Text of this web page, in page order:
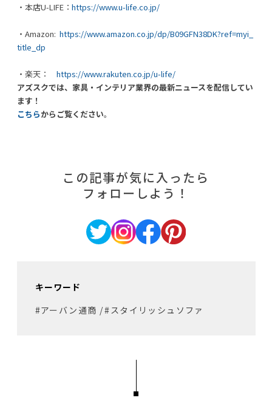
・本店U-LIFE： https://www.u-life.co.jp/
・Amazon: https://www.amazon.co.jp/dp/B09GFN38DK?ref=myi_
title_dp
・楽天： https://www.rakuten.co.jp/u-life/
アズスクでは、家具・インテリア業界の最新ニュースを配信してい
ます！
こちらからご覧ください。
この記事が気に入ったら
フォローしよう！
キーワード
#アーバン通商 /#スタイリッシュソファ